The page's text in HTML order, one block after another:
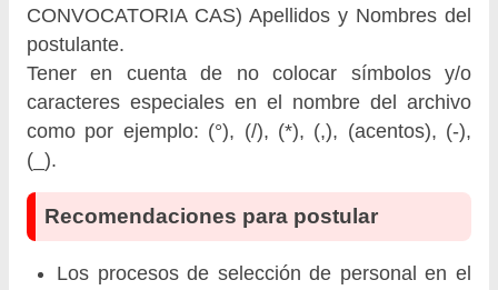
CONVOCATORIA CAS) Apellidos y Nombres del
postulante.
Tener en cuenta de no colocar símbolos y/o
caracteres especiales en el nombre del archivo
como por ejemplo: (°), (/), (*), (,), (acentos), (-),
(_).
Recomendaciones para postular
Los procesos de selección de personal en el